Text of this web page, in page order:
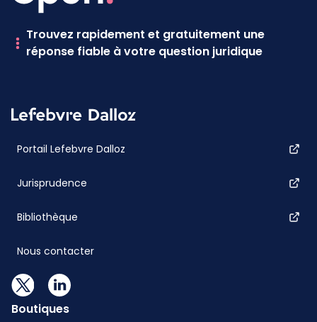
Trouvez rapidement et gratuitement une
réponse fiable à votre question juridique
Portail Lefebvre Dalloz
Jurisprudence
Bibliothèque
Nous contacter
Boutiques